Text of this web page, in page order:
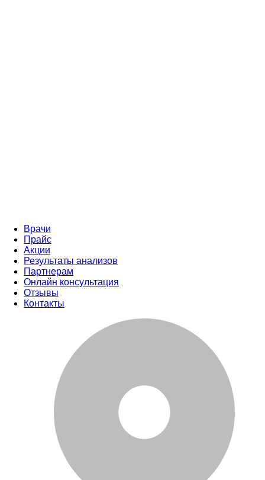
Врачи
Прайс
Акции
Результаты анализов
Партнерам
Онлайн консультация
Отзывы
Контакты